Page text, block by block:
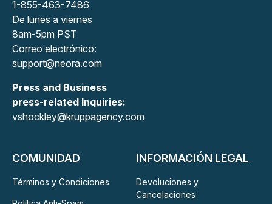
1-855-463-7486
De lunes a viernes
8am-5pm PST
Correo electrónico:
support@neora.com
Press and Business
press-related Inquiries:
vshockley@kruppagency.com
COMUNIDAD
Términos y Condiciones
INFORMACIÓN LEGAL
Devoluciones y
Cancelaciones